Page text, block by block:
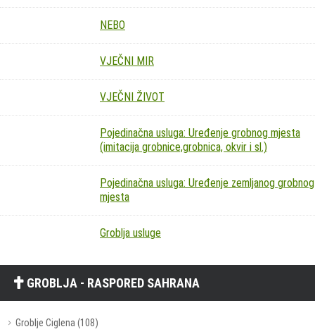
NEBO
VJEČNI MIR
VJEČNI ŽIVOT
Pojedinačna usluga: Uređenje grobnog mjesta
(imitacija grobnice,grobnica, okvir i sl.)
Pojedinačna usluga: Uređenje zemljanog grobnog
mjesta
Groblja usluge
GROBLJA - RASPORED SAHRANA
Groblje Ciglena (108)